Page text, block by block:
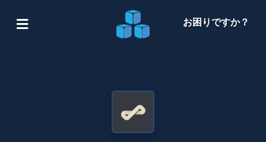
お困りですか？